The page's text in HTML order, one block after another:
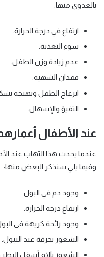
بالعدوى منها:
ارتفاع في درجة الحرارة.
سوء التغذية.
عدم زيادة وزن الطفل.
فقدان الشهية.
انزعاج الطفل وتهيجه
التقيؤ والإسهال.
عند الأطفال
عندما يحدث هذا التهاب عند
وفيما يلي سنذكر البعض منها:
وجود دم في البول.
ارتفاع درجة الحرارة.
وجود رائحة كريهة في
الشعور بحرقة عند التبول.
الشعور بآلام أسفل